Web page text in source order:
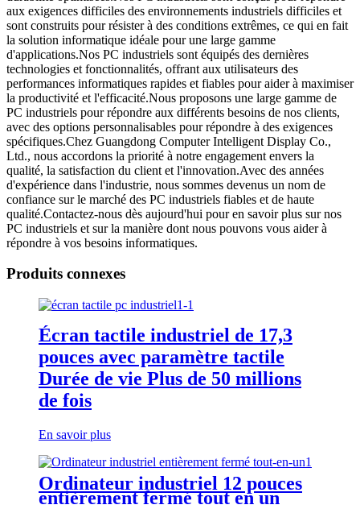
aux exigences difficiles des environnements industriels difficiles et
sont construits pour résister à des conditions extrêmes, ce qui en fait
la solution informatique idéale pour une large gamme
d'applications.Nos PC industriels sont équipés des dernières
technologies et fonctionnalités, offrant aux utilisateurs des
performances informatiques rapides et fiables pour aider à maximiser
la productivité et l'efficacité.Nous proposons une large gamme de
PC industriels pour répondre aux différents besoins de nos clients,
avec des options personnalisables pour répondre à des exigences
spécifiques.Chez Guangdong Computer Intelligent Display Co.,
Ltd., nous accordons la priorité à notre engagement envers la
qualité, la satisfaction du client et l'innovation.Avec des années
d'expérience dans l'industrie, nous sommes devenus un nom de
confiance sur le marché des PC industriels fiables et de haute
qualité.Contactez-nous dès aujourd'hui pour en savoir plus sur nos
PC industriels et sur la manière dont nous pouvons vous aider à
répondre à vos besoins informatiques.
Produits connexes
Écran tactile industriel de 17,3
pouces avec paramètre tactile
Durée de vie Plus de 50 millions
de fois
En savoir plus
Ordinateur industriel 12 pouces
entièrement fermé tout en un